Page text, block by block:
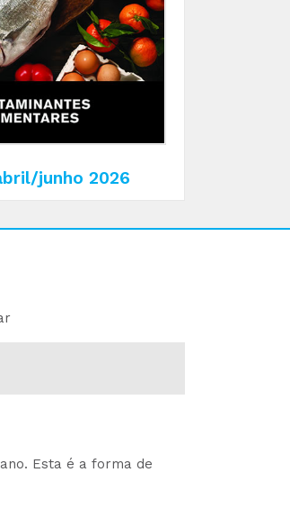
junho 2026
Esta é a forma de